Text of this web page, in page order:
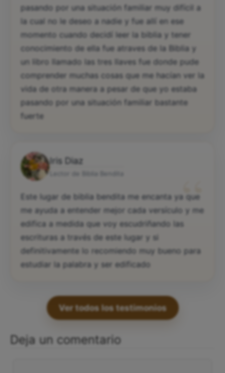
pasando por una situación familiar muy difícil a
la cual no le deseo a nadie y fue allí en ese
momento cuando decidí leer la biblia y tener
conocimiento de ella fue atraves de la Biblia y
un libro llamado las tres llaves fue donde pude
comprender muchas cosas que me hacían ver la
vida de otra manera a pesar de que yo estaba
pasando por una situación familiar bastante
fuerte
Iris Diaz
“
Este lugar de biblia bendita me encanta ya que
me ayuda a entender mejor cada versículo y me
edifica a medida que voy escudriñando las
escrituras a través de este lugar y si
definitivamente lo recomiendo muy bueno para
estudiar la palabra y ser edificado
Ver todos los testimonios
Deja un comentario